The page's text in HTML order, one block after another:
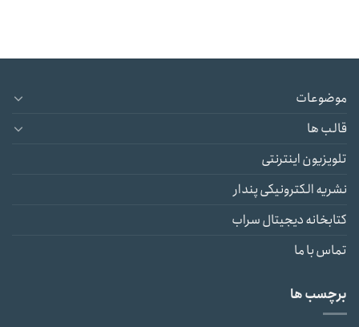
موضوعات
قالب ها
تلویزیون اینترنتی
نشریه الکترونیکی پندار
کتابخانه دیجیتال سراب
تماس با ما
برچسب ها